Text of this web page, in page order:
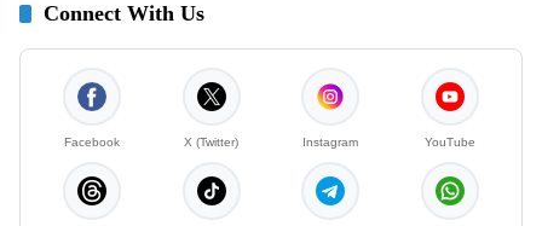
Connect With Us
Facebook X (Twitter) Instagram YouTube